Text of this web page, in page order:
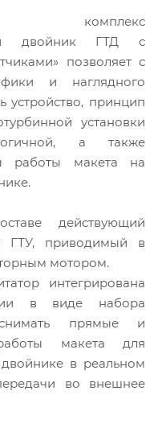
комплекс
двойник ГТД с
позволяет с
и наглядного
устройство, принцип
установки
а также
работы макета на
действующий
ГТУ, приводимый в
мотором.
интегрирована
в виде набора
прямые и
макета для
в реальном
во внешнее